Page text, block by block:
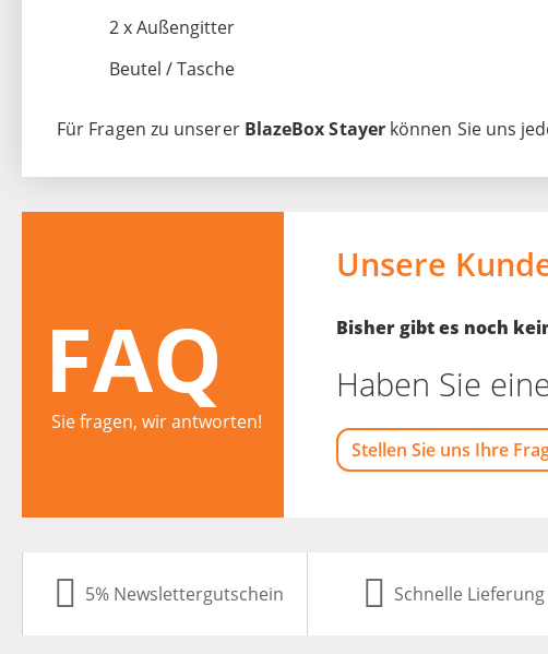
2 x Außengitter
Beutel / Tasche
Für Fragen zu unserer BlazeBox Stayerkönnen Sie uns
FAQ
Sie fragen, wir antworten!
Unsere
Bisher gibt es noch
Haben Sie
Stellen Sie uns Ihre
5% Newslettergutschein Schnelle Lieferung